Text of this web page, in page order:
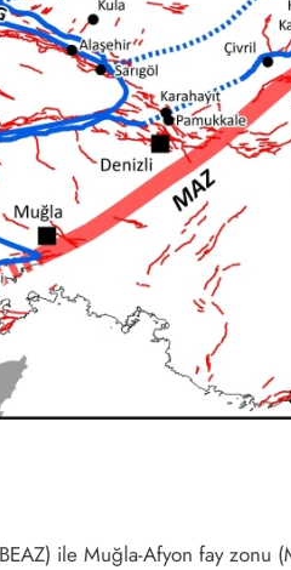
ile Muğla-Afyon fay zonu